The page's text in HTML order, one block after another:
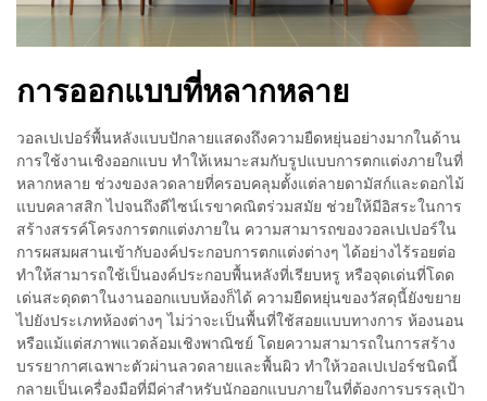
การออกแบบที่หลากหลาย
วอลเปเปอร์พื้นหลังแบบปักลายแสดงถึงความยืดหยุ่นอย่างมากในด้าน
การใช้งานเชิงออกแบบ ทำให้เหมาะสมกับรูปแบบการตกแต่งภายในที่
หลากหลาย ช่วงของลวดลายที่ครอบคลุมตั้งแต่ลายดามัสก์และดอกไม้
แบบคลาสสิก ไปจนถึงดีไซน์เรขาคณิตร่วมสมัย ช่วยให้มีอิสระในการ
สร้างสรรค์โครงการตกแต่งภายใน ความสามารถของวอลเปเปอร์ใน
การผสมผสานเข้ากับองค์ประกอบการตกแต่งต่างๆ ได้อย่างไร้รอยต่อ
ทำให้สามารถใช้เป็นองค์ประกอบพื้นหลังที่เรียบหรู หรือจุดเด่นที่โดด
เด่นสะดุดตาในงานออกแบบห้องก็ได้ ความยืดหยุ่นของวัสดุนี้ยังขยาย
ไปยังประเภทห้องต่างๆ ไม่ว่าจะเป็นพื้นที่ใช้สอยแบบทางการ ห้องนอน
หรือแม้แต่สภาพแวดล้อมเชิงพาณิชย์ โดยความสามารถในการสร้าง
บรรยากาศเฉพาะตัวผ่านลวดลายและพื้นผิว ทำให้วอลเปเปอร์ชนิดนี้
กลายเป็นเครื่องมือที่มีค่าสำหรับนักออกแบบภายในที่ต้องการบรรลุเป้า